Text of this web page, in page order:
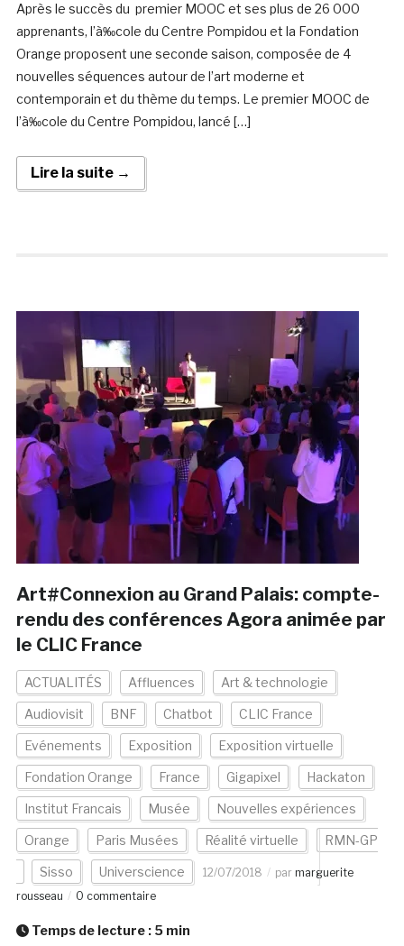
Après le succès du premier MOOC et ses plus de 26 000
apprenants, l’à‰cole du Centre Pompidou et la Fondation
Orange proposent une seconde saison, composée de 4
nouvelles séquences autour de l’art moderne et
contemporain et du thème du temps. Le premier MOOC de
l’à‰cole du Centre Pompidou, lancé […]
Lire la suite →
Art#Connexion au Grand Palais: compte-
rendu des conférences Agora animée par
le CLIC France
ACTUALITÉS Affluences Art & technologie
Audiovisit BNF Chatbot CLIC France
Evénements Exposition Exposition virtuelle
Fondation Orange France Gigapixel Hackaton
Institut Francais Musée Nouvelles expériences
Orange Paris Musées Réalité virtuelle RMN-GP
Sisso Universcience 12/07/2018 par marguerite
rousseau
0 commentaire
Temps de lecture : 5 min